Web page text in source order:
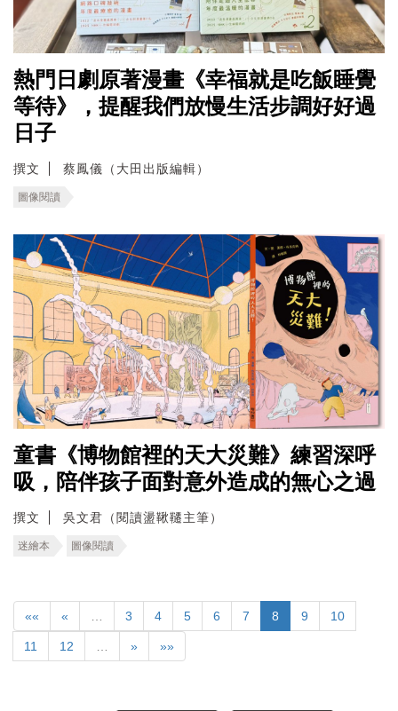
熱門日劇原著漫畫《幸福就是吃飯睡覺
等待》，提醒我們放慢生活步調好好過
日子
撰文 蔡鳳儀（大田出版編輯）
圖像閱讀
童書《博物館裡的天大災難》練習深呼
吸，陪伴孩子面對意外造成的無心之過
撰文 吳文君（閱讀盪鞦韆主筆）
迷繪本 圖像閱讀
«« « 3 4 5 6 7 8 9 10
11 12 » »»